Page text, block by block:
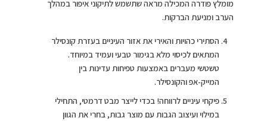
מומלץ פודרה המכילה מראה שתשמש לתיקוני איפור במהלך
הערב ומניעת הברקות.
הסתירי כהויות והאירי את אזור העיניים בעזרת קונסילר
המתאים לכיסוי מלא בגימור טבעי ועמיד במיוחד.
טשטשי מעברים באמצעות טפיחות עדינות בין
המייק-אפ והקונסילר.
פיקחי עיניים לרווחה! בכדי לייצר מבט דרמטי, התחילי
במילוי ועיצוב הגבות עם מוצר גבות, בחרי את הגוון